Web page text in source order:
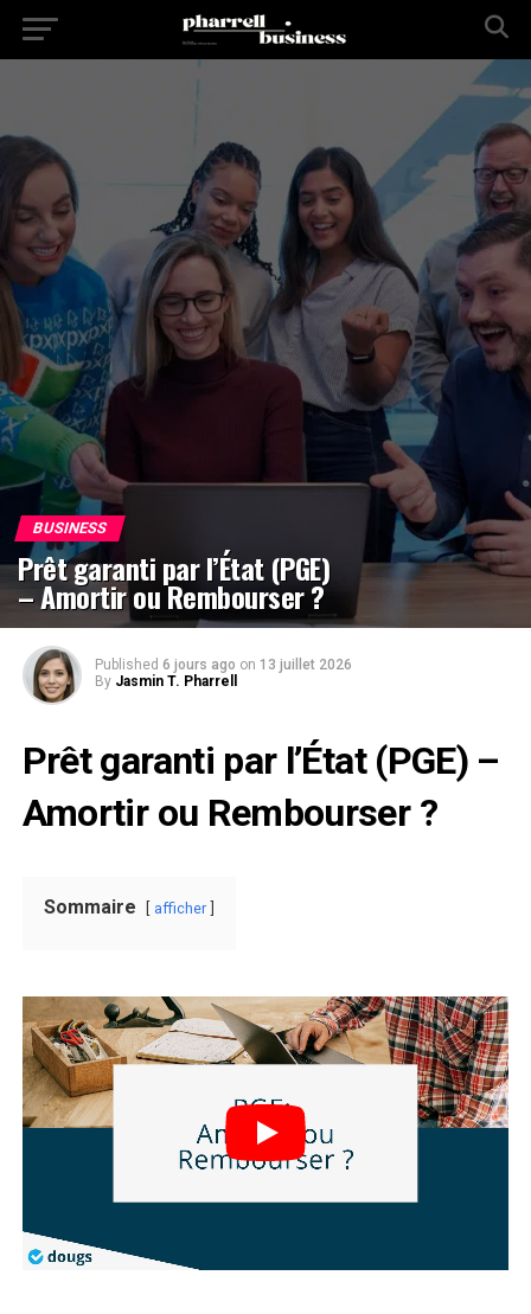
BUSINESS
Prêt garanti par l’État (PGE)
– Amortir ou Rembourser ?
Published 6 jours ago on 13 juillet 2026
By Jasmin T. Pharrell
Prêt garanti par l’État (PGE) –
Amortir ou Rembourser ?
Sommaire afficher